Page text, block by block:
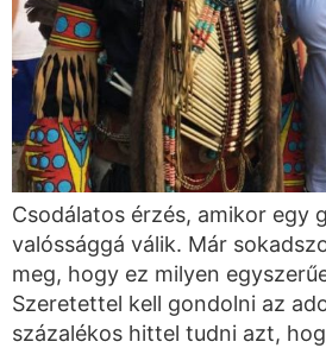
Csodálatos érzés, amikor egy
valóssággá válik. Már
meg, hogy ez milyen
Szeretettel kell gondolni az
százalékos hittel tudni azt,